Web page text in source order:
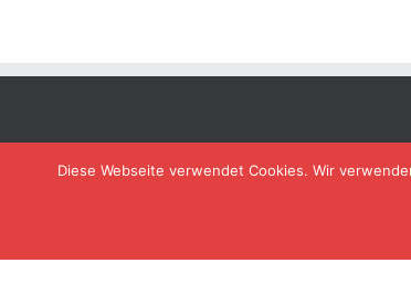
Diese Webseite verwendet Cookies. Wir